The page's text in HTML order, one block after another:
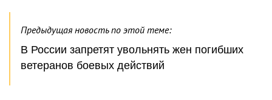
Предыдущая новость по этой теме:
В России запретят увольнять жен погибших
ветеранов боевых действий